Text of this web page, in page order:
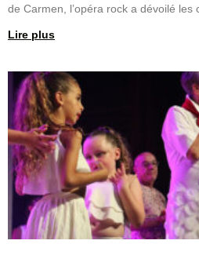
de Carmen, l’opéra rock a dévoilé les
Lire plus